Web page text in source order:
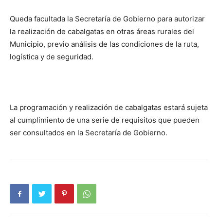
Queda facultada la Secretaría de Gobierno para autorizar
la realización de cabalgatas en otras áreas rurales del
Municipio, previo análisis de las condiciones de la ruta,
logística y de seguridad.
La programación y realización de cabalgatas estará sujeta
al cumplimiento de una serie de requisitos que pueden
ser consultados en la Secretaría de Gobierno.